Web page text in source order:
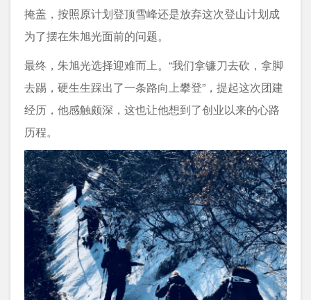
掩盖，按照原计划登顶雪峰还是放弃这次登山计划成
为了摆在朱旭光面前的问题。
最终，朱旭光选择迎难而上。“我们拿镰刀去砍，拿脚
去踢，硬生生踩出了一条路向上攀登”，提起这次团建
经历，他感触颇深，这也让他想到了创业以来的心路
历程。